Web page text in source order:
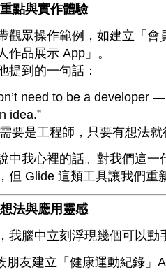
點與實作體驗
觀眾操作範例，如建立「會
作品展示 App」。
提到的一句話：
need to be a developer
idea.”
需要是工程師，只要有想法就
中我心裡的話。對我們這一
但 Glide 這類工具讓我們重
法與應用靈感
我腦中立刻浮現幾個可以動
朋友建立「健康運動紀錄」